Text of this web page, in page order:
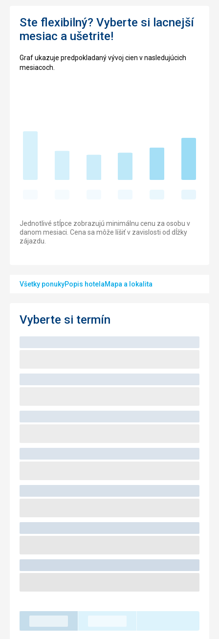
Ste flexibilný? Vyberte si lacnejší
mesiac a ušetrite!
Graf ukazuje predpokladaný vývoj cien v nasledujúcich
mesiacoch.
Jednotlivé stĺpce zobrazujú minimálnu cenu za osobu v
danom mesiaci. Cena sa môže líšiť v zavislosti od dĺžky
zájazdu.
Všetky ponukyPopis hotelaMapa a lokalita
Vyberte si termín